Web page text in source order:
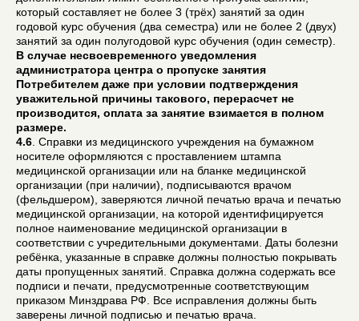
который составляет не более 3 (трёх) занятий за один
годовой курс обучения (два семестра) или не более 2 (двух)
занятий за один полугодовой курс обучения (один семестр).
В случае несвоевременного уведомления
администратора центра о пропуске занятия
Потребителем даже при условии подтверждения
уважительной причины такового, перерасчет не
производится, оплата за занятие взимается в полном
размере.
4.6 . Справки из медицинского учреждения на бумажном
носителе оформляются с проставлением штампа
медицинской организации или на бланке медицинской
организации (при наличии), подписываются врачом
(фельдшером), заверяются личной печатью врача и печатью
медицинской организации, на которой идентифицируется
полное наименование медицинской организации в
соответствии с учредительными документами. Даты болезни
ребёнка, указанные в справке должны полностью покрывать
даты пропущенных занятий. Справка должна содержать все
подписи и печати, предусмотренные соответствующим
приказом Минздрава РФ. Все исправления должны быть
заверены личной подписью и печатью врача.